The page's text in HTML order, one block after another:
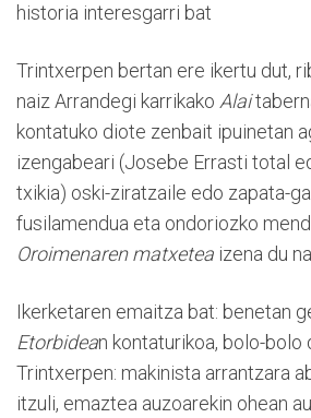
historia interesgarri bat
Trintxerpen bertan ere ikertu dut,
naiz Arrandegi karrikako  Alai
kontatuko diote zenbait ipuinetan
izengabeari (Josebe Errasti total
txikia) oski-ziratzaile edo zapata-
fusilamendua eta ondoriozko
Oroimenaren matxetea  izena du
Ikerketaren emaitza bat: benetan
Etorbidean kontaturikoa, bolo-
Trintxerpen: makinista arrantzara
itzuli, emaztea auzoarekin ohean